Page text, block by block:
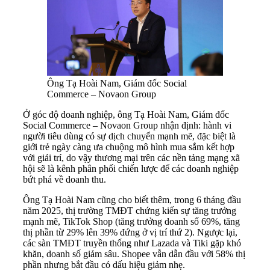
Ông Tạ Hoài Nam, Giám đốc Social
Commerce – Novaon Group
Ở góc độ doanh nghiệp, ông Tạ Hoài Nam, Giám đốc
Social Commerce – Novaon Group nhận định: hành vi
người tiêu dùng có sự dịch chuyển mạnh mẽ, đặc biệt là
giới trẻ ngày càng ưa chuộng mô hình mua sắm kết hợp
với giải trí, do vậy thương mại trên các nền tảng mạng xã
hội sẽ là kênh phân phối chiến lược để các doanh nghiệp
bứt phá về doanh thu.
Ông Tạ Hoài Nam cũng cho biết thêm, trong 6 tháng đầu
năm 2025, thị trường TMĐT chứng kiến sự tăng trưởng
mạnh mẽ, TikTok Shop (tăng trưởng doanh số 69%, tăng
thị phần từ 29% lên 39% đứng ở vị trí thứ 2). Ngược lại,
các sàn TMĐT truyền thống như Lazada và Tiki gặp khó
khăn, doanh số giảm sâu. Shopee vẫn dẫn đầu với 58% thị
phần nhưng bắt đầu có dấu hiệu giảm nhẹ.